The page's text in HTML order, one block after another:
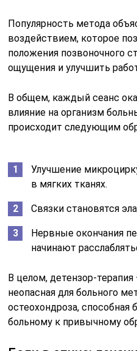
Популярность метода
воздействием, которое
положения позвоночного
ощущения и улучшить
В общем, каждый сеанс
влияние на организм
происходит следующим
Улучшение
в мягких тканях.
Связки становятся
Нервные окончания
начинают
В целом, детензор-терапия
неопасная для больного
остеохондроза, способная
больному к привычному